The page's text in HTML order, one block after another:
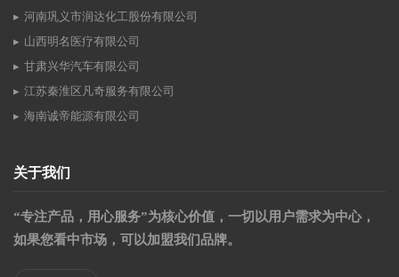
河南巩义市润达化工股份有限公司
山西明名医疗有限公司
甘肃兴华汽车有限公司
江苏秦淮区凡奇服务有限公司
海南诚帝能源有限公司
关于我们
“专注产品，用心服务”为核心价值，一切以用户需求为中心，
如果您看中市场，可以加盟我们品牌。